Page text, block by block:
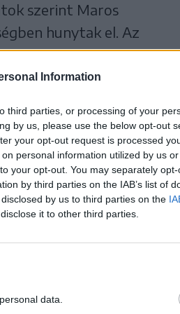
Information
third parties, or processing of your
by us, please use the below opt-out
your opt-out request is processed
personal information utilized by us
your opt-out. You may separately
by third parties on the IAB’s list of
by us to third parties on the
it to other third parties.
data.
szerint Maros
hunytak el. Az
is megjelent
– derül ki a
igazgatóság
az év